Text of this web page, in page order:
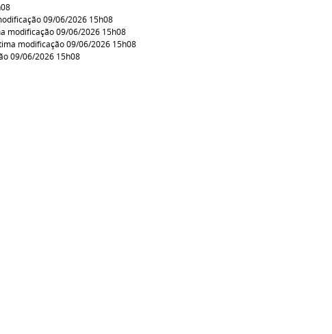
09/06/2026 15h08
modificação 09/06/2026 15h08
modificação 09/06/2026 15h08
09/06/2026 15h08